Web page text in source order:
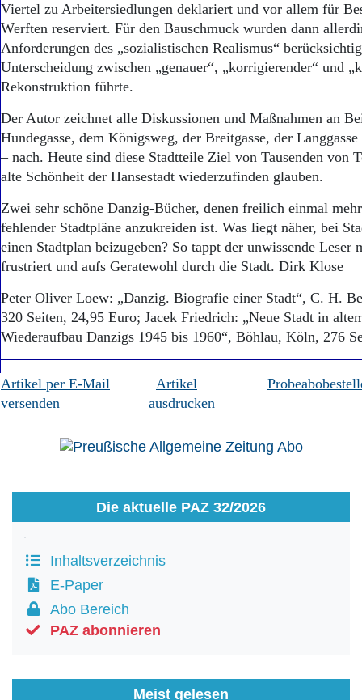
Viertel zu Arbeitersiedlungen deklariert und vor allem für
Werften reserviert. Für den Bauschmuck wurden dann
Anforderungen des „sozialistischen Realismus“
Unterscheidung zwischen „genauer“, „korrigierender“ und
Rekonstruktion führte.
Der Autor zeichnet alle Diskussionen und Maßnahmen an
Hundegasse, dem Königsweg, der Breitgasse, der
– nach. Heute sind diese Stadtteile Ziel von Tausenden von
alte Schönheit der Hansestadt wiederzufinden glauben.
Zwei sehr schöne Danzig-Bücher, denen freilich einmal
fehlender Stadtpläne anzukreiden ist. Was liegt näher, bei
einen Stadtplan beizugeben? So tappt der unwissende Leser
frustriert und aufs Geratewohl durch die Stadt. Dirk Klose
Peter Oliver Loew: „Danzig. Biografie einer Stadt“, C. H.
320 Seiten, 24,95 Euro; Jacek Friedrich: „Neue Stadt in
Wiederaufbau Danzigs 1945 bis 1960“, Böhlau, Köln, 276
Artikel per E-Mail
versenden
Artikel
ausdrucken
Die aktuelle PAZ 32/2026
Inhaltsverzeichnis
E-Paper
Abo Bereich
PAZ abonnieren
Meist gelesen